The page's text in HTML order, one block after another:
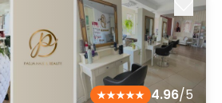
4.96/5